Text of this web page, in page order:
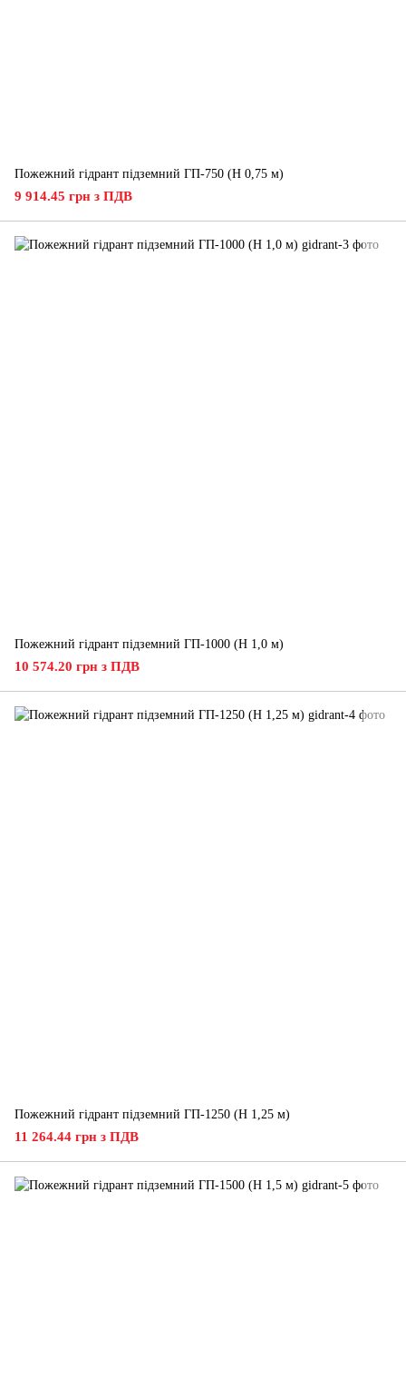
Пожежний гідрант підземний ГП-750 (H 0,75 м)
9 914.45 грн з ПДВ
Пожежний гідрант підземний ГП-1000 (H 1,0 м)
10 574.20 грн з ПДВ
Пожежний гідрант підземний ГП-1250 (H 1,25 м)
11 264.44 грн з ПДВ